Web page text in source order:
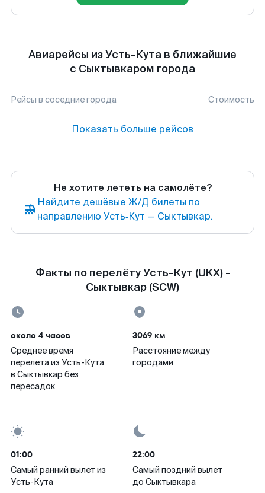
Авиарейсы из Усть-Кута в ближайшие
с Сыктывкаром города
Рейсы в соседние города Стоимость
Показать больше рейсов
Не хотите лететь на самолёте?
Найдите дешёвые Ж/Д билеты по
направлению Усть‑Кут — Сыктывкар.
Факты по перелёту Усть-Кут (UKX) -
Сыктывкар (SCW)
около 4 часов
Среднее время
перелета из Усть-Кута
в Сыктывкар без
пересадок
3069 км
Расстояние между
городами
01:00
Самый ранний вылет из
Усть-Кута
22:00
Самый поздний вылет
до Сыктывкара